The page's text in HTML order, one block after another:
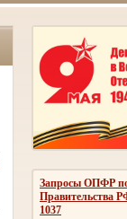
Запросы ОПФР
Правительства
1037